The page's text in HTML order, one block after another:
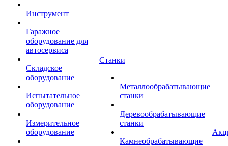
Инструмент
Гаражное
оборудование для
автосервиса
Складское
оборудование
Испытательное
оборудование
Измерительное
оборудование
Станки
Металлообрабатывающие
станки
Деревообрабатывающие
станки
Камнеобрабатывающие